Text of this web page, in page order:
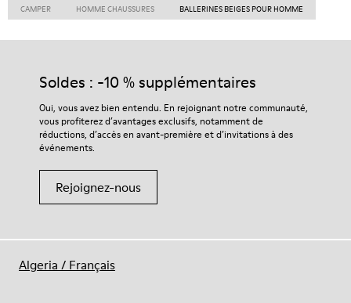
CAMPER HOMME CHAUSSURES BALLERINES BEIGES POUR HOMME
Soldes : -10 % supplémentaires
Oui, vous avez bien entendu. En rejoignant notre communauté,
vous profiterez d’avantages exclusifs, notamment de
réductions, d’accès en avant-première et d’invitations à des
événements.
Rejoignez-nous
Algeria / Français